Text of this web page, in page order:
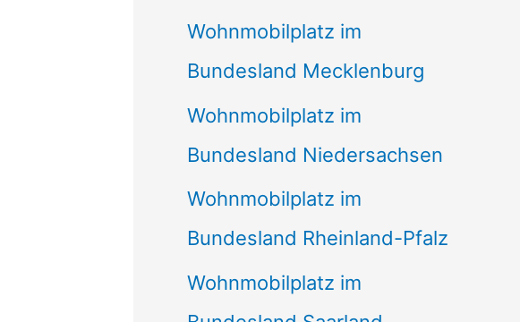
Wohnmobilplatz im
Bundesland Mecklenburg
Wohnmobilplatz im
Bundesland Niedersachsen
Wohnmobilplatz im
Bundesland Rheinland-Pfalz
Wohnmobilplatz im